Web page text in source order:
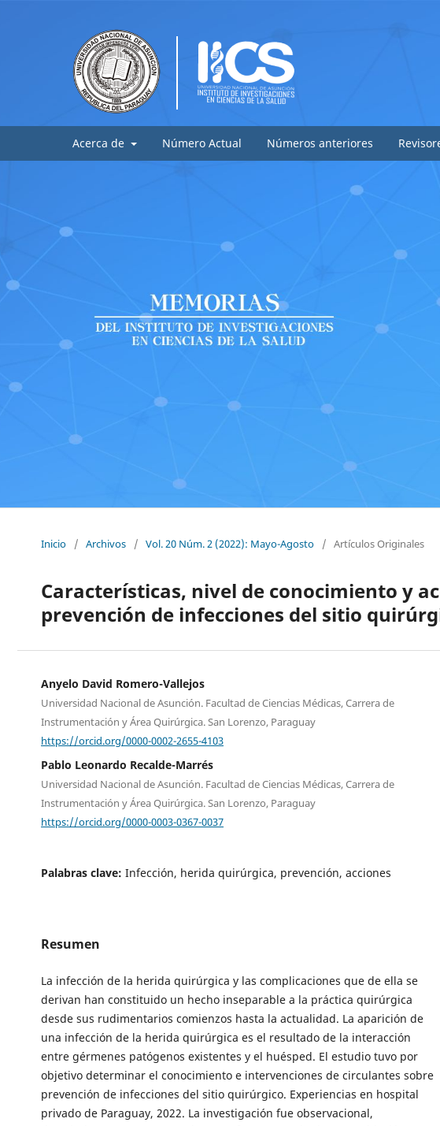
Acerca de Número Actual Números anteriores
Inicio / Archivos / Vol. 20 Núm. 2 (2022): Mayo-Agosto / Artículos Originales
Características, nivel de conocimiento y
prevención de infecciones del sitio
Anyelo David Romero-Vallejos
Universidad Nacional de Asunción. Facultad de Ciencias Médicas, Carrera de
Instrumentación y Área Quirúrgica. San Lorenzo, Paraguay
https://orcid.org/0000-0002-2655-4103
Pablo Leonardo Recalde-Marrés
Universidad Nacional de Asunción. Facultad de Ciencias Médicas, Carrera de
Instrumentación y Área Quirúrgica. San Lorenzo, Paraguay
https://orcid.org/0000-0003-0367-0037
Palabras clave: Infección, herida quirúrgica, prevención, acciones
Resumen
La infección de la herida quirúrgica y las complicaciones que de ella se
derivan han constituido un hecho inseparable a la práctica quirúrgica
desde sus rudimentarios comienzos hasta la actualidad. La aparición de
una infección de la herida quirúrgica es el resultado de la interacción
entre gérmenes patógenos existentes y el huésped. El estudio tuvo por
objetivo determinar el conocimiento e intervenciones de circulantes sobre
prevención de infecciones del sitio quirúrgico. Experiencias en hospital
privado de Paraguay, 2022. La investigación fue observacional,